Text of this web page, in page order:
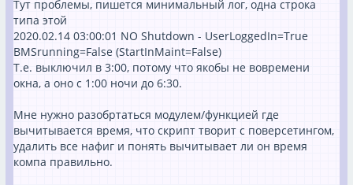
Тут проблемы, пишется минимальный лог, одна строка
типа этой
2020.02.14 03:00:01 NO Shutdown - UserLoggedIn=True
BMSrunning=False (StartInMaint=False)
Т.е. выключил в 3:00, потому что якобы не вовремени
окна, а оно с 1:00 ночи до 6:30.
Мне нужно разобртаться модулем/функцией где
вычитывается время, что скрипт творит с поверсетингом,
удалить все нафиг и понять вычитывает ли он время
компа правильно.